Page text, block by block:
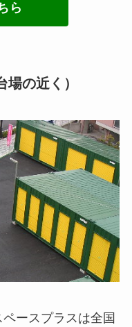
ら
場の近く）
ースプラスは全国